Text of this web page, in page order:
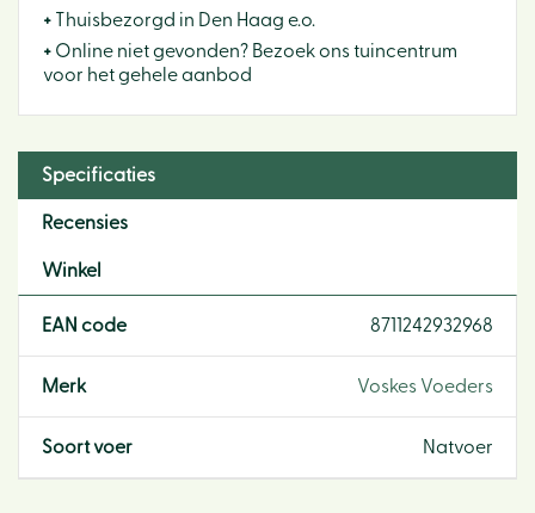
+ Thuisbezorgd in Den Haag e.o.
+ Online niet gevonden? Bezoek ons tuincentrum
voor het gehele aanbod
Specificaties
Recensies
Winkel
EAN code 8711242932968
Merk Voskes Voeders
Soort voer Natvoer